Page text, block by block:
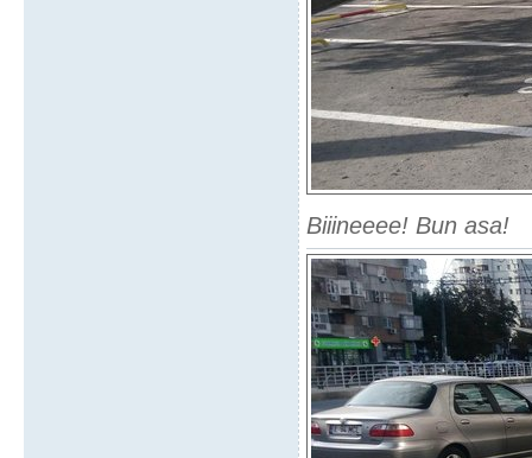
Biiineeee! Bun asa!